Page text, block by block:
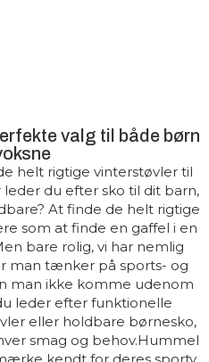
valg til både børn
helt rigtige vinterstøvler til
leder du efter sko til dit barn,
At finde de helt rigtige
som at finde en gaffel i en
bare rolig, vi har nemlig
man tænker på sports- og
man ikke komme udenom
leder efter funktionelle
eller holdbare børnesko,
smag og behov.Hummel